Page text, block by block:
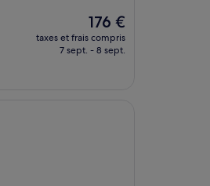
Le
nouveau
prix
176 €
taxes et frais compris
7 sept. - 8 sept.